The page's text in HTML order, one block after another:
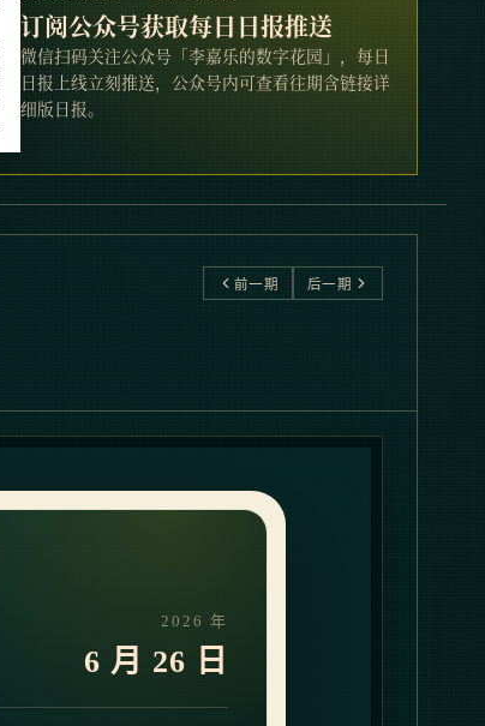
订阅公众号获取每日日报推送
微信扫码关注公众号「李嘉乐的数字花园」，每日
日报上线立刻推送，公众号内可查看往期含链接详
细版日报。
前一期 后一期